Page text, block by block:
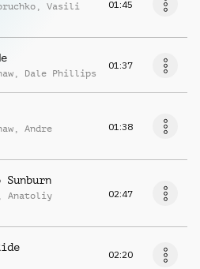
, Vasili
01:45
, Dale Phillips
01:37
, Andre
01:38
, Anatoliy
02:47
02:20